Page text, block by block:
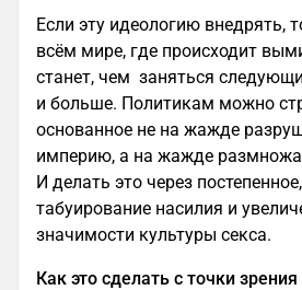
Если эту идеологию внедрять,
всём мире, где происходит
станет, чем заняться
и больше. Политикам можно
основанное не на жажде
империю, а на жажде
И делать это через
табуирование насилия и
значимости культуры секса.
Как это сделать с точки